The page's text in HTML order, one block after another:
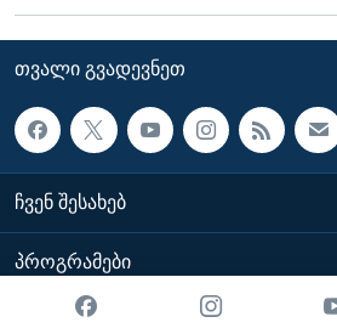
ᲗᲕᲐᲚᲘ ᲒᲕᲐᲓᲔᲕᲜᲔᲗ
ᲩᲕᲔᲜ ᲨᲔᲡᲐᲮᲔᲑ
ᲞᲠᲝᲒᲠᲐᲛᲔᲑᲘ